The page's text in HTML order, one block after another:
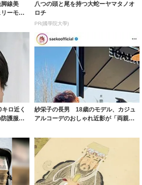
脚線美
ーモデ
八つの頭と尾を持つ大蛇ーヤマタノオ
ロチ
PR(國學院大學)
ロ近く
護服が
紗栄子の長男 18歳のモデル、カジュ
アルコーデのおしゃれ近影が「両親の